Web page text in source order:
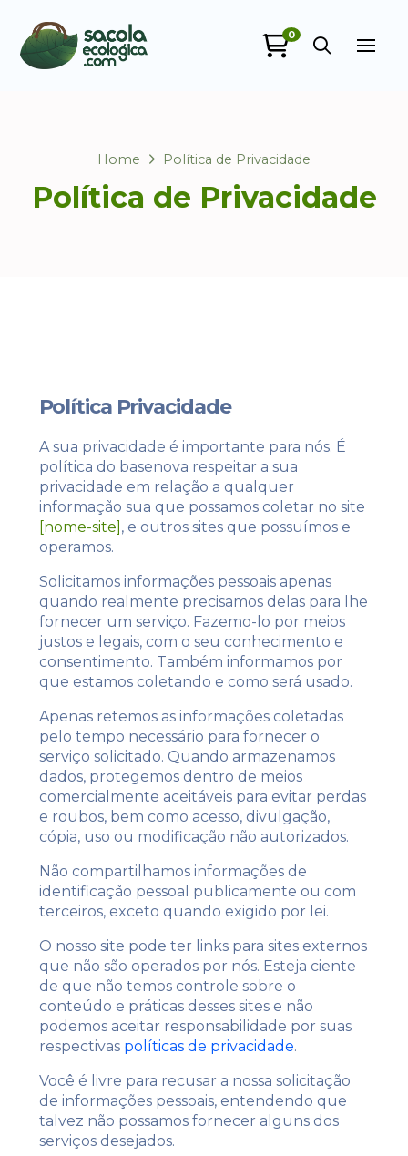
0
Home Política de Privacidade
Política de Privacidade
Política Privacidade
A sua privacidade é importante para nós. É
política do basenova respeitar a sua
privacidade em relação a qualquer
informação sua que possamos coletar no site
[nome-site] , e outros sites que possuímos e
operamos.
Solicitamos informações pessoais apenas
quando realmente precisamos delas para lhe
fornecer um serviço. Fazemo-lo por meios
justos e legais, com o seu conhecimento e
consentimento. Também informamos por
que estamos coletando e como será usado.
Apenas retemos as informações coletadas
pelo tempo necessário para fornecer o
serviço solicitado. Quando armazenamos
dados, protegemos dentro de meios
comercialmente aceitáveis ​​para evitar perdas
e roubos, bem como acesso, divulgação,
cópia, uso ou modificação não autorizados.
Não compartilhamos informações de
identificação pessoal publicamente ou com
terceiros, exceto quando exigido por lei.
O nosso site pode ter links para sites externos
que não são operados por nós. Esteja ciente
de que não temos controle sobre o
conteúdo e práticas desses sites e não
podemos aceitar responsabilidade por suas
respectivas políticas de privacidade.
Você é livre para recusar a nossa solicitação
de informações pessoais, entendendo que
talvez não possamos fornecer alguns dos
serviços desejados.
Sacola Ecológica
Eu concordo em receber comunicações.
A nossa empresa está comprometida a proteger e respeitar
sua privacidade, utilizaremos seus dados apenas para fins
de marketing. Você pode alterar suas preferências a
qualquer momento.